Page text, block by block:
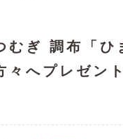
むぎ 調布「ひ
々へプレゼン